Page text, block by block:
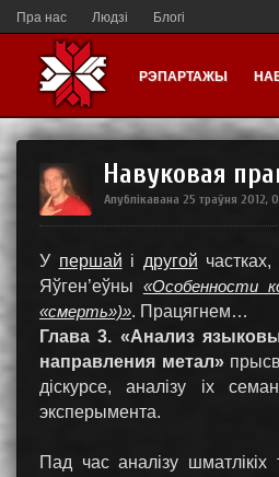
Пра нас Людзі Блогі
РЭПАРТАЖЫ
Навуковая
Апублікавана 25 траўня 2012,
У першай і другой
Яўген’еўны «Особенности
«смерть»)». Працягнем…
Глава 3. «Анализ
направления метал»
діскурсе, аналізу іх
эксперымента.
Пад час аналізу